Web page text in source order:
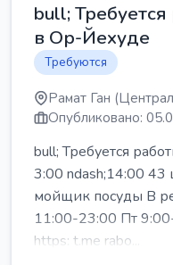
bull;
в Ор-Йехуде
Требуются
Рамат Ган
Опубликовано:
bull; Требуется
3:00 ndash;14:00 43
мойщик посуды В
11:00-23:00 Пт
https: t.me rabo...